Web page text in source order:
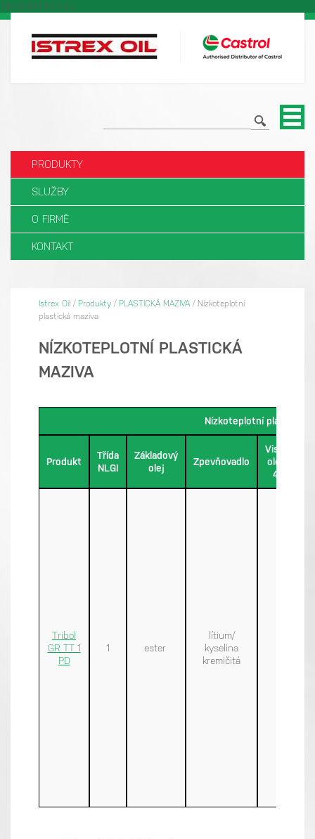
'UA-103811627-3');
PRODUKTY
SLUŽBY
O FIRMĚ
KONTAKT
Istrex Oil / Produkty / PLASTICKÁ MAZIVA / Nízkoteplotní
plastická maziva
NÍZKOTEPLOTNÍ PLASTICKÁ
MAZIVA
Nízkoteplotní plastická
Produkt
Třída
NLGI
Základový
olej
Zpevňovadlo
Viskozita
oleje při
40 °C
Tribol
GR TT 1
PD
1 ester
lítium/
kyselina
kremičitá